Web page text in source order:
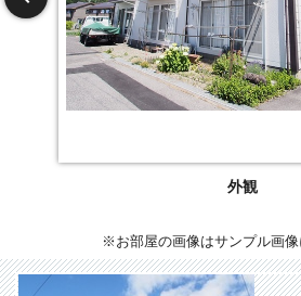
外観
※お部屋の画像はサンプル画像